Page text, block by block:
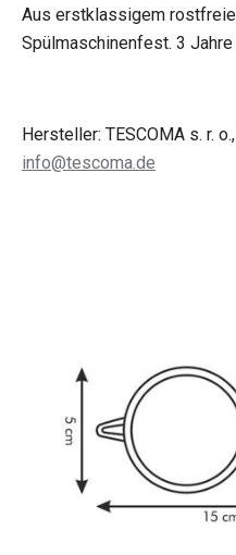
Aus erstklassigem
Spülmaschinenfest. 3 Jahre
Hersteller: TESCOMA s. r.
info@tescoma.de